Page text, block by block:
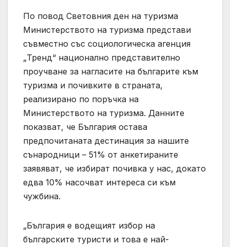
По повод Световния ден на туризма
Министерството на туризма представи
съвместно със социологическа агенция
„Тренд“ национално представително
проучване за нагласите на българите към
туризма и почивките в страната,
реализирано по поръчка на
Министерството на туризма. Данните
показват, че България остава
предпочитаната дестинация за нашите
сънародници – 51% от анкетираните
заявяват, че избират почивка у нас, докато
едва 10% насочват интереса си към
чужбина.
„България е водещият избор на
българските туристи и това е най-